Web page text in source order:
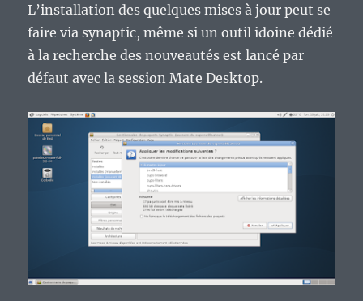
L’installation des quelques mises à jour peut se
faire via synaptic, même si un outil idoine dédié
à la recherche des nouveautés est lancé par
défaut avec la session Mate Desktop.